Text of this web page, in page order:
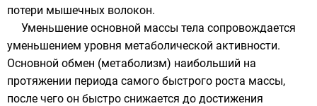
потери мышечных волокон.
Уменьшение основной массы тела сопровождается
уменьшением уровня метаболической активности.
Основной обмен (метаболизм) наибольший на
протяжении периода самого быстрого роста массы,
после чего он быстро снижается до достижения